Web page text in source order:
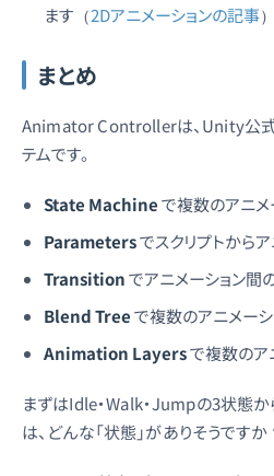
ます（2Dアニメーションの記事
まとめ
Animator Controllerは、Unity公式
テムです。
State Machineで複数のアニ
Parametersでスクリプトから
Transitionでアニメーション間
Blend Treeで複数のアニメーシ
Animation Layersで複数のア
まずはIdle・Walk・Jumpの3状態か
は、どんな「状態」がありそうですか